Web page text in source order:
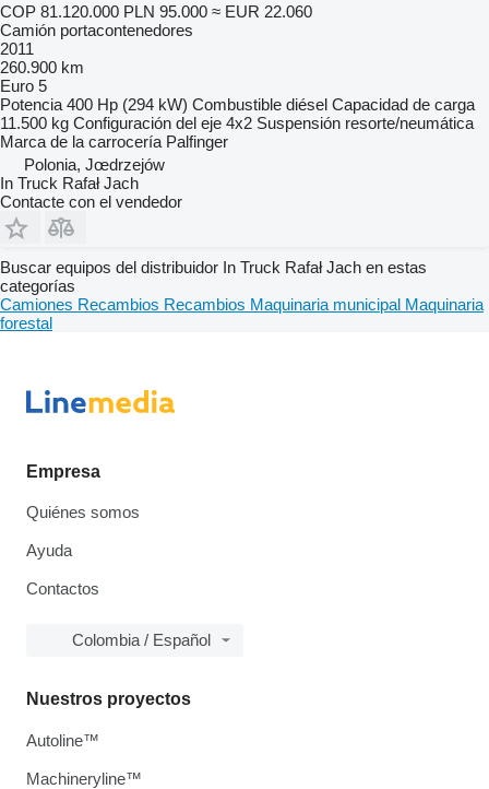
COP 81.120.000 PLN 95.000 ≈ EUR 22.060
Camión portacontenedores
2011
260.900 km
Euro 5
Potencia 400 Hp (294 kW) Combustible diésel Capacidad de carga
11.500 kg Configuración del eje 4x2 Suspensión resorte/neumática
Marca de la carrocería Palfinger
Polonia, Jœdrzejów
In Truck Rafał Jach
Contacte con el vendedor
Buscar equipos del distribuidor In Truck Rafał Jach en estas
categorías
Camiones Recambios Recambios Maquinaria municipal Maquinaria
forestal
Empresa
Quiénes somos
Ayuda
Contactos
Colombia / Español
Nuestros proyectos
Autoline™
Machineryline™